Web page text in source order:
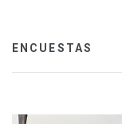
ENCUESTAS